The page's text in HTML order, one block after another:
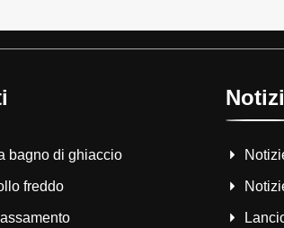
bagno di ghiaccio
freddo